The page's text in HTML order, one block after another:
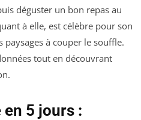
déguster un bon repas au
à elle, est célèbre pour son
paysages à couper le souffle.
tout en découvrant
5 jours :